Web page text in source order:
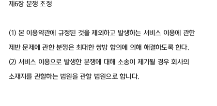
제6장 분쟁 조정
(1) 본 이용약관에 규정된 것을 제외하고 발생하는 서비스 이용에 관한
제반 문제에 관한 분쟁은 최대한 쌍방 합의에 의해 해결하도록 한다.
(2) 서비스 이용으로 발생한 분쟁에 대해 소송이 제기될 경우 회사의
소재지를 관할하는 법원을 관할 법원으로 합니다.